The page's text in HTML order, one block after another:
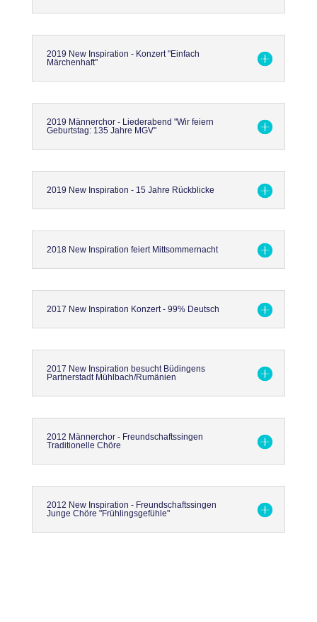
2019 New Inspiration - Konzert "Einfach
Märchenhaft"
2019 Männerchor - Liederabend "Wir feiern
Geburtstag: 135 Jahre MGV"
2019 New Inspiration - 15 Jahre Rückblicke
2018 New Inspiration feiert Mittsommernacht
2017 New Inspiration Konzert - 99% Deutsch
2017 New Inspiration besucht Büdingens
Partnerstadt Mühlbach/Rumänien
2012 Männerchor - Freundschaftssingen
Traditionelle Chöre
2012 New Inspiration - Freundschaftssingen
Junge Chöre "Frühlingsgefühle"